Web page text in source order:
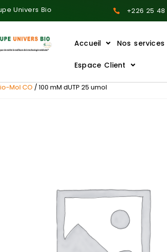
Univers Bio +226 25 48
Accueil Nos services
Espace Client
Mol CO / 100 mM dUTP 25 umol